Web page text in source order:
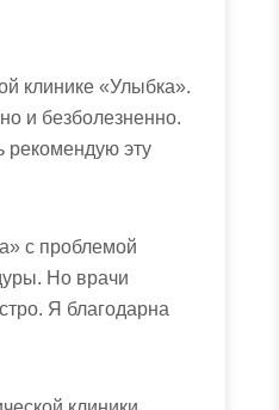
клинике «Улыбка».
и безболезненно.
рекомендую эту
с проблемой
Но врачи
Я благодарна